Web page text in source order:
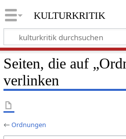
kulturkritik
Seiten, die auf
verlinken
←Ordnungen